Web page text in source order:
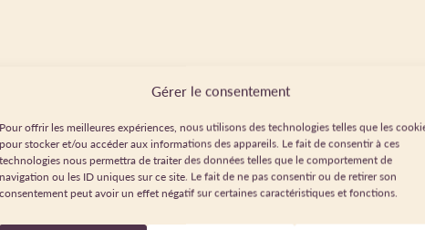
Gérer le consentement
Pour offrir les meilleures expériences, nous utilisons des technologies telles que les
pour stocker et/ou accéder aux informations des appareils. Le fait de consentir à ces
technologies nous permettra de traiter des données telles que le comportement de
navigation ou les ID uniques sur ce site. Le fait de ne pas consentir ou de retirer son
consentement peut avoir un effet négatif sur certaines caractéristiques et fonctions.